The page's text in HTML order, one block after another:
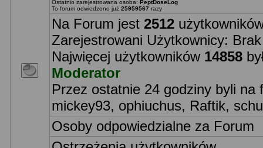
Ostatnio zarejestrowana osoba: PeptDoseLog
To forum odwiedzono już 25959567 razy
Na Forum jest 2512
Zarejestrowani Użytkownicy: Brak
Najwięcej użytkowników 14858
Moderator
Przez ostatnie 24 godziny byli
mickey93, ophiuchus, Raftik,
Osoby odpowiedzialne za Forum